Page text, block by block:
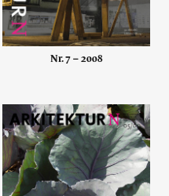
Nr. 7 – 2008